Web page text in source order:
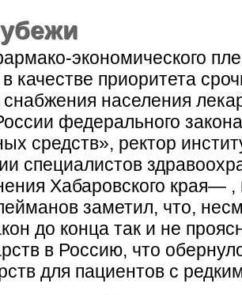
экономического
в качестве приоритета
населения
федерального
средств», ректор
специалистов
Хабаровского
заметил, что,
до конца так и не
в Россию, что
для пациентов с